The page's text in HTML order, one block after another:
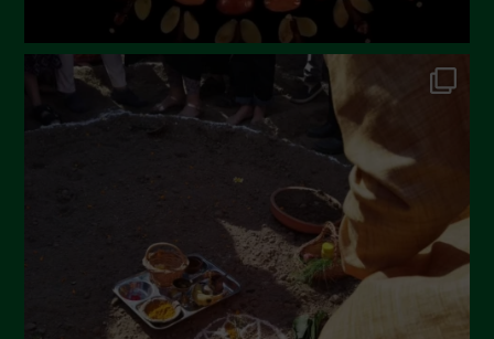
Novembre 2022
Ottobre 2022
Settembre 2022
Aprile 2022